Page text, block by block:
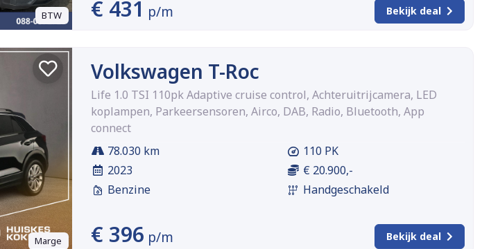
BTW € 431 p/m Bekijk deal
Marge
Volkswagen T-Roc
Life 1.0 TSI 110pk Adaptive cruise control, Achteruitrijcamera, LED
koplampen, Parkeersensoren, Airco, DAB, Radio, Bluetooth, App
connect
78.030 km
2023
Benzine
110 PK
€ 20.900,-
Handgeschakeld
€ 396 p/m Bekijk deal